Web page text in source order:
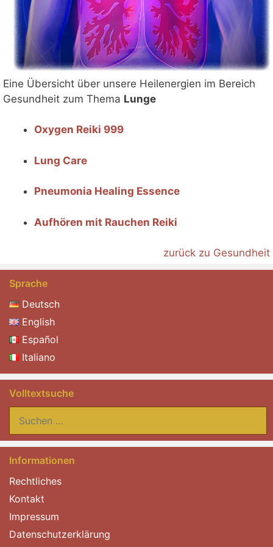
Eine Übersicht über unsere Heilenergien im Bereich
Gesundheit zum Thema Lunge
Oxygen Reiki 999
Lung Care
Pneumonia Healing Essence
Aufhören mit Rauchen Reiki
zurück zu Gesundheit
Sprache
Deutsch
English
Español
Italiano
Volltextsuche
nach:
Informationen
Rechtliches
Kontakt
Impressum
Datenschutzerklärung